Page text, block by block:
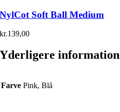
NylCot Soft Ball Medium
kr.139,00
Yderligere information
Farve Pink, Blå